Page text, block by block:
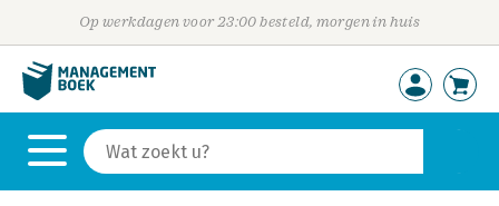
Op werkdagen voor 23:00 besteld, morgen in huis